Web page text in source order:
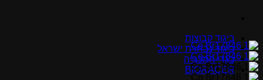
ביגוד קבוצות
ביגוד נבחרת ישראל
בגדי המכביה
BIORACER